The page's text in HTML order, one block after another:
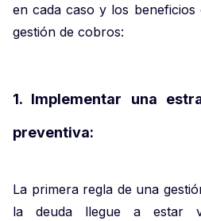
en cada caso y los
gestión de cobros:
1. Implementar una
preventiva:
La primera regla de una
la deuda llegue a estar